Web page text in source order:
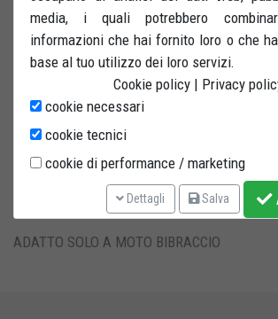
gomma più forchette) montato su base
in gomma pivottanti con freno a doppia
fornito un set di 4 ruote in gomma per
anche senza base girevole.
Permette di ruotare il posteriore di 360°
spostamento ed il parcheggio della moto
Importante: da utilizzarsi solo su superfici
terreni sconnessi e scalini.
ADATTO SOLO A MOTO BIBRACCIO
media, i quali potrebbero
informazioni che hai fornito loro o che
base al tuo utilizzo dei loro servizi.
Cookie policy | Privacy
cookie necessari
cookie tecnici
cookie di performance / marketing
Dettagli Salva